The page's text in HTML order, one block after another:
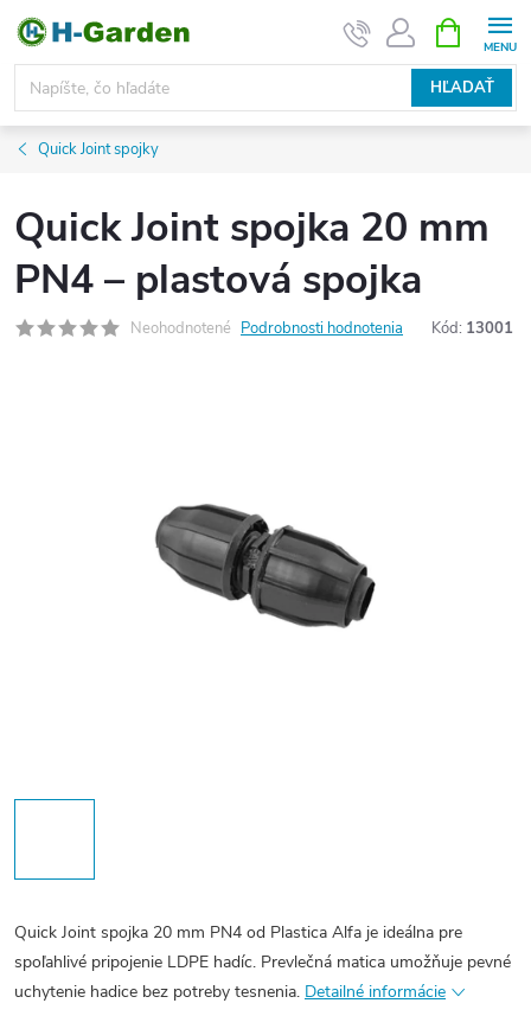
Prejsť
obsah
HĽADAŤ
KOŠÍK
Quick Joint spojky
Quick Joint spojka 20 mm
PN4 – plastová spojka
Neohodnotené Podrobnosti hodnotenia Kód: 13001
Quick Joint spojka 20 mm PN4 od Plastica Alfa je ideálna pre
spoľahlivé pripojenie LDPE hadíc. Prevlečná matica umožňuje pevné
uchytenie hadice bez potreby tesnenia. Detailné informácie